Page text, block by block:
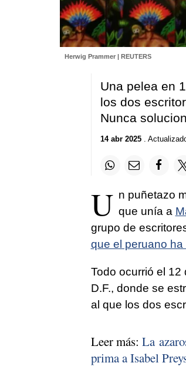
Herwig Prammer | REUTERS
Una pelea en
los dos
Nunca
14 abr 2025.
U n puñetazo
que unía a
grupo de
que el peruano
Todo ocurrió el
D.F., donde se
al que los dos
Leer más: La
prima a Isabel